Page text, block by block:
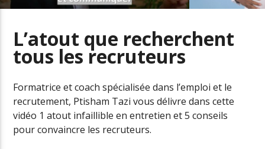
L’atout que recherchent
tous les recruteurs
Formatrice et coach spécialisée dans l’emploi et le
recrutement, Ptisham Tazi vous délivre dans cette
vidéo 1 atout infaillible en entretien et 5 conseils
pour convaincre les recruteurs.